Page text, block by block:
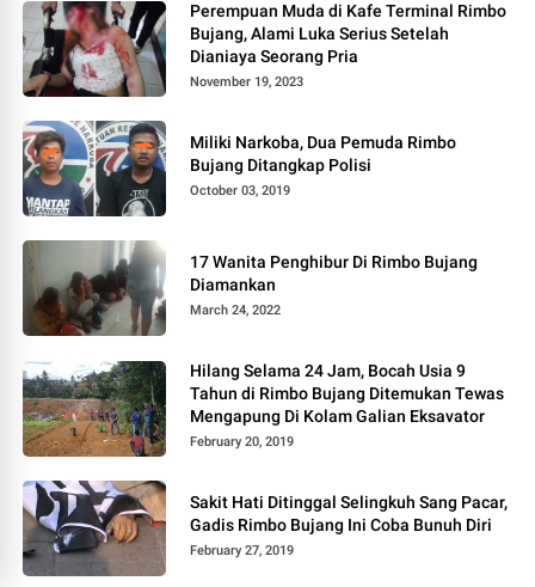
Perempuan Muda di Kafe Terminal Rimbo
Bujang, Alami Luka Serius Setelah
Dianiaya Seorang Pria
November 19, 2023
Miliki Narkoba, Dua Pemuda Rimbo
Bujang Ditangkap Polisi
October 03, 2019
17 Wanita Penghibur Di Rimbo Bujang
Diamankan
March 24, 2022
Hilang Selama 24 Jam, Bocah Usia 9
Tahun di Rimbo Bujang Ditemukan Tewas
Mengapung Di Kolam Galian Eksavator
February 20, 2019
Sakit Hati Ditinggal Selingkuh Sang Pacar,
Gadis Rimbo Bujang Ini Coba Bunuh Diri
February 27, 2019